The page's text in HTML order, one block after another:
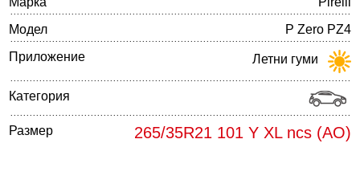
Модел
P Zero PZ4
Приложение
Летни гуми
Категория
Размер 265/35R21 101 Y XL ncs (AO)